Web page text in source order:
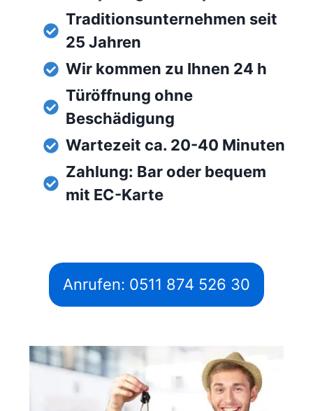
Traditionsunternehmen seit
25 Jahren
Wir kommen zu Ihnen 24 h
Türöffnung ohne
Beschädigung
Wartezeit ca. 20-40 Minuten
Zahlung: Bar oder bequem
mit EC-Karte
Anrufen: 0511 874 526 30